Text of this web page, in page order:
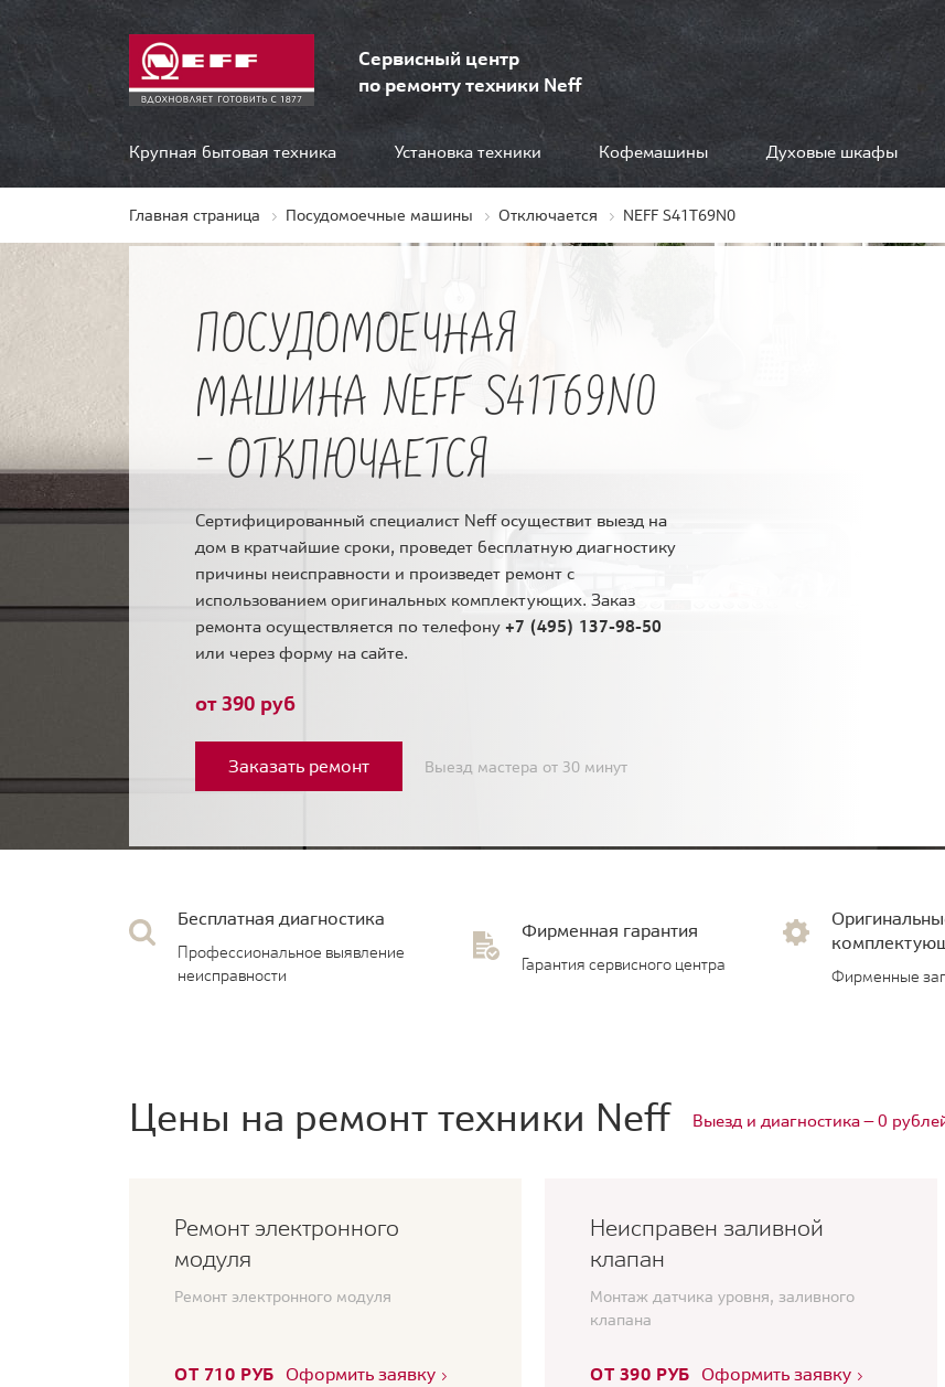
Сервисный центр
по ремонту техники Neff
Крупная бытовая техника Установка техники Кофемашины Духовые шкафы
Главная страница Посудомоечные машины Отключается NEFF S41T69N0
ПОСУДОМОЕЧНАЯ
МАШИНА NEFF S41T69N0
- ОТКЛЮЧАЕТСЯ
Сертифицированный специалист Neff осуществит выезд на
дом в кратчайшие сроки, проведет бесплатную диагностику
причины неисправности и произведет ремонт с
использованием оригинальных комплектующих. Заказ
ремонта осуществляется по телефону +7 (495) 137-98-50
или через форму на сайте.
от 390 руб
Заказать ремонт Выезд мастера от 30 минут
Бесплатная диагностика
Профессиональное выявление
неисправности
Фирменная гарантия
Гарантия сервисного центра
Фирменные
Цены на ремонт техники Neff Выезд и диагностика — 0
Ремонт электронного
модуля
Ремонт электронного модуля
ОТ 710 РУБ Оформить заявку
Неисправен заливной
клапан
Монтаж датчика уровня, заливного
клапана
ОТ 390 РУБ Оформить заявку